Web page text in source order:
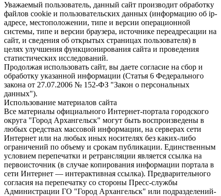
Уважаемый пользователь, данный сайт производит обработку
файлов cookie и пользовательских данных (информацию об ip-
адресе, местоположении, типе и версии операционной
системы, типе и версии браузера, источнике переадресации на
сайт, и сведения об открытых страницах пользователя) в
целях улучшения функционирования сайта и проведения
статистических исследований.
Продолжая использовать сайт, вы даете согласие на сбор и
обработку указанной информации (Статья 6 Федерального
закона от 27.07.2006 № 152-ФЗ "Закон о персональных
данных").
Использование материалов сайта
Все материалы официального Интернет-портала городского
округа "Город Архангельск" могут быть воспроизведены в
любых средствах массовой информации, на серверах сети
Интернет или на любых иных носителях без каких-либо
ограничений по объему и срокам публикации. Единственным
условием перепечатки и ретрансляции является ссылка на
первоисточник (в случае копирования информации портала в
сети Интернет — интерактивная ссылка). Предварительного
согласия на перепечатку со стороны Пресс-службы
Администрации ГО "Город Архангельск" или подразделений-